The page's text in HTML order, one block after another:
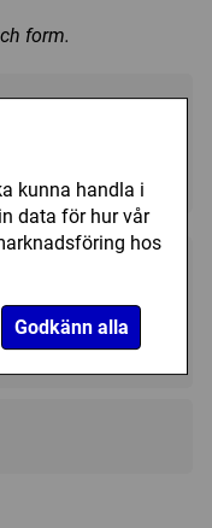
kunna handla i
data för hur vår
hos
Godkänn alla
form.